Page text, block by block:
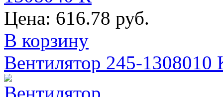
Цена: 616.78 руб.
В корзину
Вентилятор 245-1308010